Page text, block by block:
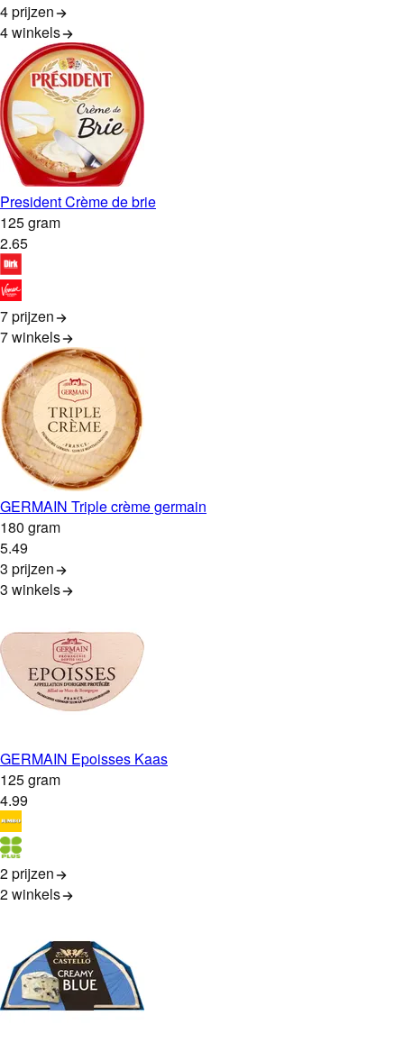
4 prijzen
4winkels
President Crème de brie
125 gram
2.65
7 prijzen
7winkels
GERMAIN Triple crème germain
180 gram
5.49
3 prijzen
3 winkels
GERMAIN Epoisses Kaas
125 gram
4.99
2 prijzen
2winkels